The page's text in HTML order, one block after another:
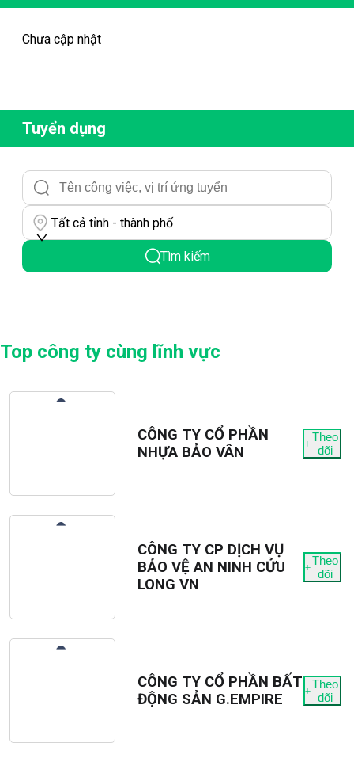
Chưa cập nhật
Tuyển dụng
Tất cả tỉnh - thành phố
Tìm kiếm
Top công ty cùng lĩnh vực
CÔNG TY CỔ PHẦN
NHỰA BẢO VÂN
Theo
dõi
CÔNG TY CP DỊCH VỤ
BẢO VỆ AN NINH CỬU
LONG VN
Theo
dõi
CÔNG TY CỔ PHẦN BẤT
ĐỘNG SẢN G.EMPIRE
Theo
dõi